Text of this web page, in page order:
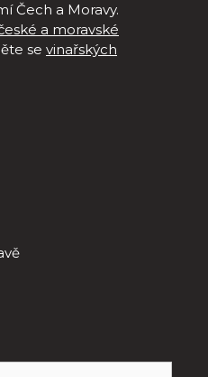
Čech a Moravy.
a moravské
se vinařských